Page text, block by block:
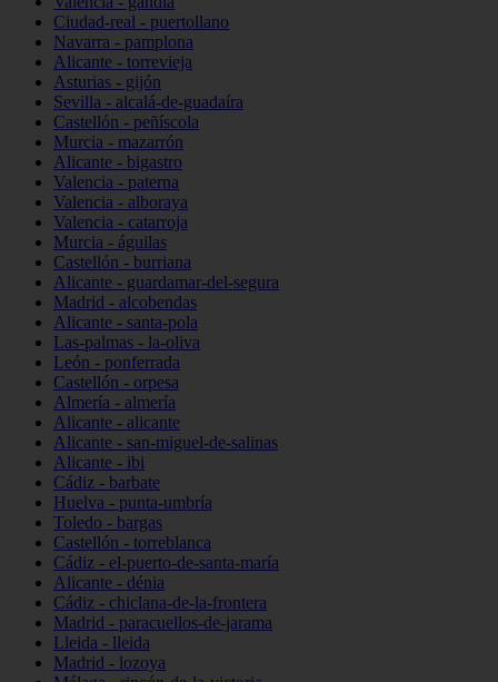
Ciudad-real - puertollano
Navarra - pamplona
Alicante - torrevieja
Asturias - gijón
Sevilla - alcalá-de-guadaíra
Castellón - peñíscola
Murcia - mazarrón
Alicante - bigastro
Valencia - paterna
Valencia - alboraya
Valencia - catarroja
Murcia - águilas
Castellón - burriana
Alicante - guardamar-del-segura
Madrid - alcobendas
Alicante - santa-pola
Las-palmas - la-oliva
León - ponferrada
Castellón - orpesa
Almería - almería
Alicante - alicante
Alicante - san-miguel-de-salinas
Alicante - ibi
Cádiz - barbate
Huelva - punta-umbría
Toledo - bargas
Castellón - torreblanca
Cádiz - el-puerto-de-santa-maría
Alicante - dénia
Cádiz - chiclana-de-la-frontera
Madrid - paracuellos-de-jarama
Lleida - lleida
Madrid - lozoya